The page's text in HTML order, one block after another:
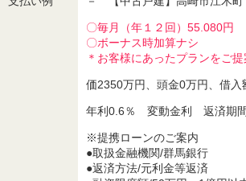
〇毎月（年１２回）55.080円
〇ボーナス時加算ナシ
＊お客様にあったプランをご
価2350万円、頭金0万円、借入
年利0.6％ 変動金利 返済期
※提携ローンのご案内
●取扱金融機関/群馬銀行
●返済方法/元利金等返済